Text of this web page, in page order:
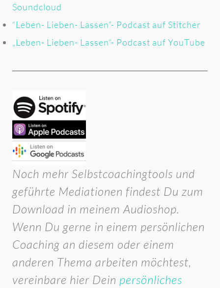
Soundcloud
“Leben- Lieben- Lassen”- Podcast auf Stitcher
„Leben- Lieben- Lassen“- Podcast auf YouTube
Noch mehr Selbstcoachingtools und
geführte Mediationen findest Du zum
Download in meinem Audioshop.
Wenn Du gerne in einem persönlichen
Coaching an diesem oder einem
anderen Thema arbeiten möchtest,
vereinbare hier Dein persönliches